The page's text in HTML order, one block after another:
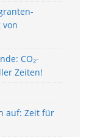
CO₂-
Zeiten!
auf: Zeit für